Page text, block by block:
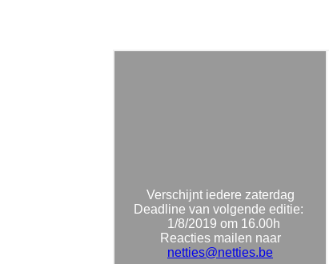
Verschijnt iedere zaterdag
Deadline van volgende editie:
1/8/2019 om 16.00h
Reacties mailen naar
netties@netties.be